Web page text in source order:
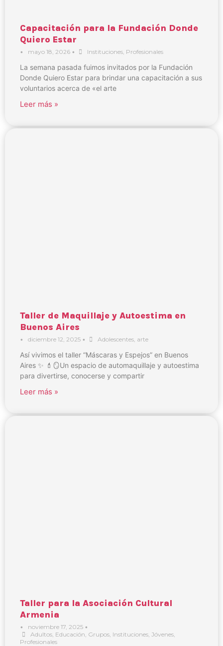
Capacitación para la Fundación Donde
Quiero Estar
• mayo 18, 2026 • Instituciones, Profesionales
La semana pasada fuimos invitados por la Fundación
Donde Quiero Estar para brindar una capacitación a sus
voluntarios acerca de «el arte
Leer más »
Taller de Maquillaje y Autoestima en
Buenos Aires
• diciembre 12, 2025 • Adolescentes, arte
Así vivimos el taller “Máscaras y Espejos” en Buenos
Aires ✨ 💄🪞Un espacio de automaquillaje y autoestima
para divertirse, conocerse y compartir
Leer más »
Taller para la Asociación Cultural
Armenia
• noviembre 17, 2025 •
Adultos, Educación, Grupos, Instituciones, Jóvenes,
Profesionales